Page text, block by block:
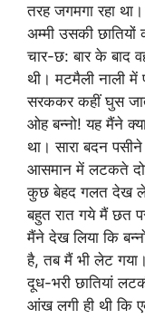
तरह जगमगा रहा था।
अम्मी उसकी
चार-छ: बार के बाद
थी। मटमैली नाली
सरककर कहीं घुस
ओह बन्नो! यह मैंने
था। सारा बदन
आसमान में लटकते
कुछ बेहद गलत देख
बहुत रात गये मैं छत
मैंने देख लिया कि
है, तब मैं भी लेट
दूध-भरी छातियां
आंख लगी ही थी कि